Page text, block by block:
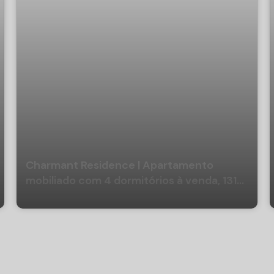
Balneário Camboriú/SC